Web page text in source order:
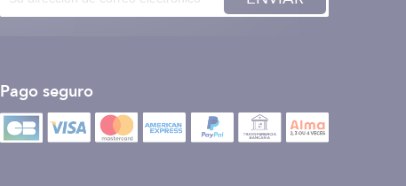
Pago seguro